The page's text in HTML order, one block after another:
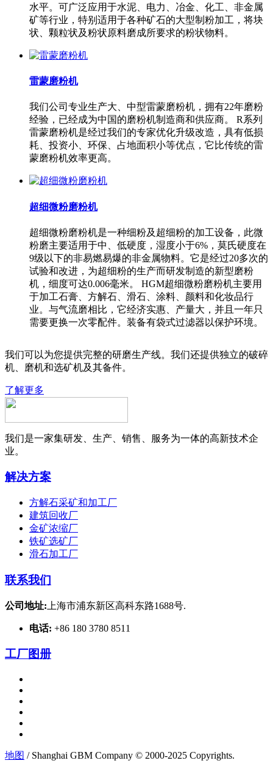
水平。可广泛应用于水泥、电力、冶金、化工、非金属
矿等行业，特别适用于各种矿石的大型制粉加工，将块
状、颗粒状及粉状原料磨成所要求的粉状物料。
雷蒙磨粉机
我们公司专业生产大、中型雷蒙磨粉机，拥有22年磨粉
经验，已经成为中国的磨粉机制造商和供应商。 R系列
雷蒙磨粉机是经过我们的专家优化升级改造，具有低损
耗、投资小、环保、占地面积小等优点，它比传统的雷
蒙磨粉机效率更高。
超细微粉磨粉机
超细微粉磨粉机是一种细粉及超细粉的加工设备，此微
粉磨主要适用于中、低硬度，湿度小于6%，莫氏硬度在
9级以下的非易燃易爆的非金属物料。它是经过20多次的
试验和改进，为超细粉的生产而研发制造的新型磨粉
机，细度可达0.006毫米。 HGM超细微粉磨粉机主要用
于加工石膏、方解石、滑石、涂料、颜料和化妆品行
业。与气流磨相比，它经济实惠、产量大，并且一年只
需要更换一次零配件。装备有袋式过滤器以保护环境。
我们可以为您提供完整的研磨生产线。我们还提供独立的破碎
机、磨机和选矿机及其备件。
了解更多
我们是一家集研发、生产、销售、服务为一体的高新技术企
业。
解决方案
方解石采矿和加工厂
建筑回收厂
金矿浓缩厂
铁矿选矿厂
滑石加工厂
联系我们
公司地址: 上海市浦东新区高科东路1688号.
电话: +86 180 3780 8511
工厂图册
地图 / Shanghai GBM Company © 2000-2025 Copyrights.